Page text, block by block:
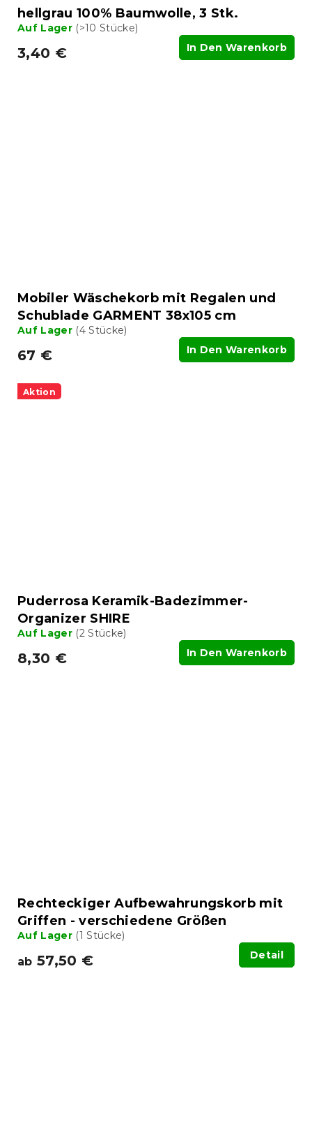
hellgrau 100% Baumwolle, 3 Stk.
Auf Lager (>10 Stücke)
3,40 € In Den Warenkorb
Mobiler Wäschekorb mit Regalen und
Schublade GARMENT 38x105 cm
Auf Lager (4 Stücke)
67 € In Den Warenkorb
Aktion
Puderrosa Keramik-Badezimmer-
Organizer SHIRE
Auf Lager (2 Stücke)
8,30 € In Den Warenkorb
Rechteckiger Aufbewahrungskorb mit
Griffen - verschiedene Größen
Auf Lager (1 Stücke)
ab 57,50 € Detail